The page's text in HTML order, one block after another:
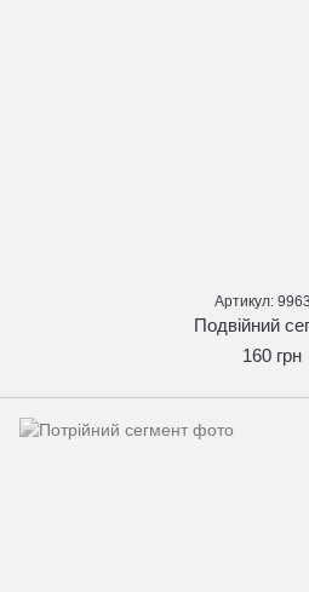
Артикул:
Подвійний
160 грн